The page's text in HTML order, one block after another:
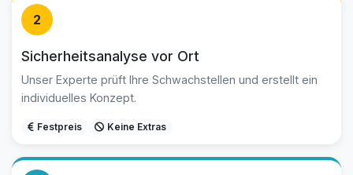
2
Sicherheitsanalyse vor Ort
Unser Experte prüft Ihre Schwachstellen und erstellt ein
individuelles Konzept.
Festpreis Keine Extras